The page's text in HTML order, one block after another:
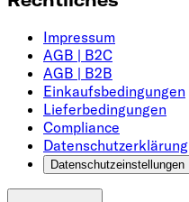
Impressum
AGB | B2C
AGB | B2B
Einkaufsbedingungen
Lieferbedingungen
Compliance
Datenschutzerklärung
Datenschutzeinstellungen